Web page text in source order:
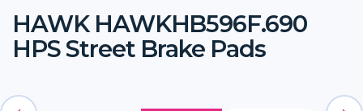
HAWK HAWKHB596F.690
HPS Street Brake Pads